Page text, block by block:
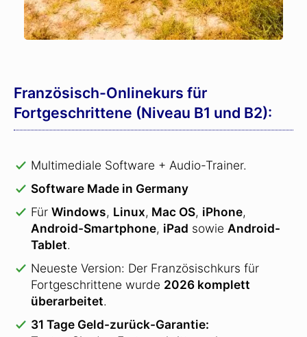
Französisch-Onlinekurs für
Fortgeschrittene (Niveau B1 und B2):
Multimediale Software + Audio-Trainer.
Software Made in Germany
Für Windows, Linux, Mac OS, iPhone,
Android-Smartphone, iPad sowie Android-
Tablet.
Neueste Version: Der Französischkurs für
Fortgeschrittene wurde 2026 komplett
überarbeitet.
31 Tage Geld-zurück-Garantie: